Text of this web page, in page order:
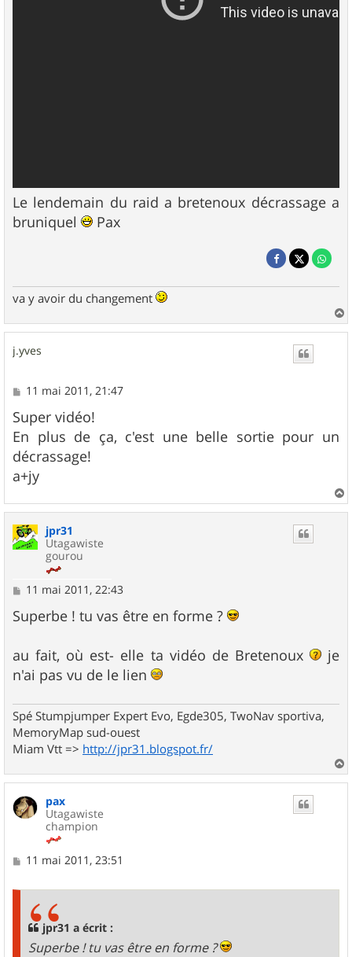
Le lendemain du raid a bretenoux décrassage a
bruniquel
Pax
va y avoir du changement
a
u
j.yves
M
s
s
a
g
e
11 mai 2011, 21:47
Super vidéo!
En plus de ça, c'est une belle sortie pour un
décrassage!
a+jy
a
jpr31
Utagawiste
gourou
M
s
s
g
e
11 mai 2011, 22:43
Superbe ! tu vas être en forme ?
au fait, où est- elle ta vidéo de Bretenoux
je
n'ai pas vu de le lien
Spé Stumpjumper Expert Evo, Egde305, TwoNav sportiva,
MemoryMap sud-ouest
Miam Vtt => http://jpr31.blogspot.fr/
a
u
pax
Utagawiste
champion
M11 mai 2011, 23:51
jpr31 a écrit :
Superbe ! tu vas être en forme ?